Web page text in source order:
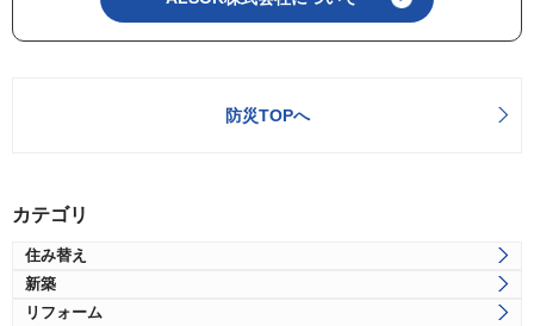
防災TOPへ
カテゴリ
住み替え
新築
リフォーム